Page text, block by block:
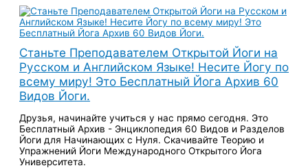
Перейти
содержимому
Станьте Преподавателем Открытой Йоги на
Русском и Английском Языке! Несите Йогу по
всему миру! Это Бесплатный Йога Архив 60
Видов Йоги.
Друзья, начинайте учиться у нас прямо сегодня. Это
Бесплатный Архив - Энциклопедия 60 Видов и Разделов
Йоги для Начинающих с Нуля. Скачивайте Теорию и
Упражнений Йоги Международного Открытого Йога
Университета.